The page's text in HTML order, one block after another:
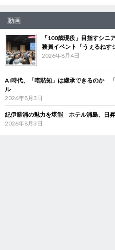
動画
「100歳現役」目指すシ
務員イベント「うぇるねす
2026年8月4日
AI時代、「暗黙知」は継承できるのか
ル
2026年8月3日
紀伊勝浦の魅力を堪能 ホテル浦島、日
2026年8月3日